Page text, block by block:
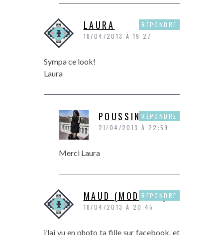
LAURA
18/04/2013 À 19:27
Sympa ce look!
Laura
RÉPONDRE
POUSSINE
21/04/2013 À 22:59
Merci Laura
RÉPONDRE
MAUD (MODASSE)
18/04/2013 À 20:45
j’lai vu en photo ta fille sur facebook. et
RÉPONDRE